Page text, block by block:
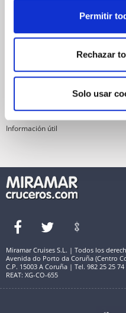
Permitir
Rechazar
Solo usar
Garantía de pago
Información útil
Miramar Cruises S.L. | Todos los
Avenida do Porto da Coruña (Centro
C.P. 15003 A Coruña | Tel. 982 25 25
REAT: XG-CO-655